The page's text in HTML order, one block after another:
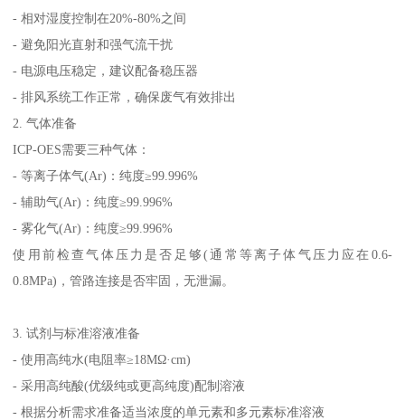
- 相对湿度控制在20%-80%之间
- 避免阳光直射和强气流干扰
- 电源电压稳定，建议配备稳压器
- 排风系统工作正常，确保废气有效排出
2. 气体准备
ICP-OES需要三种气体：
- 等离子体气(Ar)：纯度≥99.996%
- 辅助气(Ar)：纯度≥99.996%
- 雾化气(Ar)：纯度≥99.996%
使用前检查气体压力是否足够(通常等离子体气压力应在0.6-
0.8MPa)，管路连接是否牢固，无泄漏。
3. 试剂与标准溶液准备
- 使用高纯水(电阻率≥18MΩ·cm)
- 采用高纯酸(优级纯或更高纯度)配制溶液
- 根据分析需求准备适当浓度的单元素和多元素标准溶液